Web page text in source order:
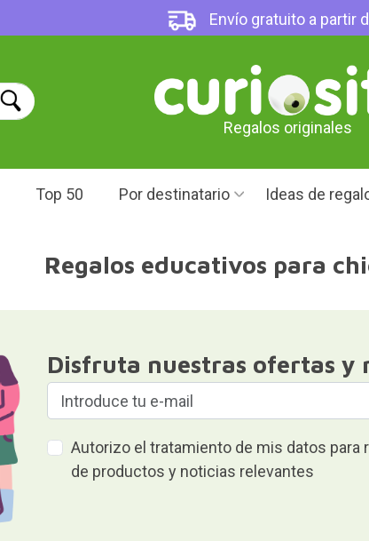
Envío gratuito a partir
Regalos originales
Top 50 Por destinatario Ideas de
Regalos educativos para
Disfruta nuestras ofertas y
Autorizo el tratamiento de mis datos para
de productos y noticias relevantes